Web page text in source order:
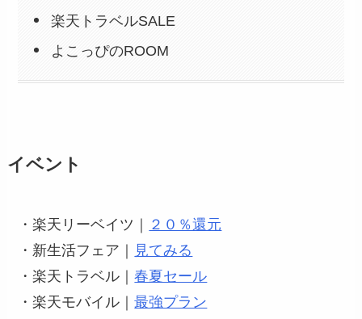
楽天トラベルSALE
よこっぴのROOM
イベント
・楽天リーベイツ｜
２０％還元
・新生活フェア｜
見てみる
・楽天トラベル｜春夏セール
・楽天モバイル｜最強プラン